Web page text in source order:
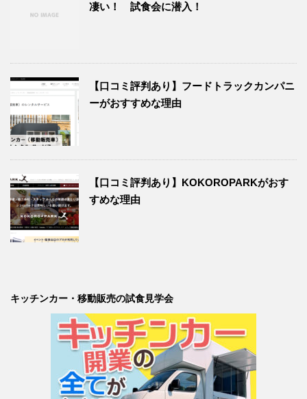
凄い！ 試食会に潜入！
【口コミ評判あり】フードトラックカンパニ
ーがおすすめな理由
【口コミ評判あり】KOKOROPARKがおす
すめな理由
キッチンカー・移動販売の試食見学会